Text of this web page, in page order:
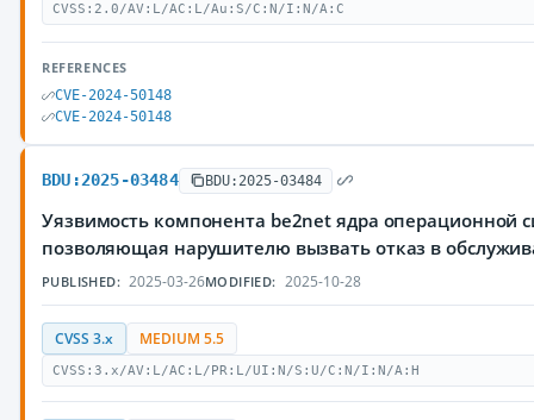
CVSS:2.0/AV:L/AC:L/Au:S/C:N/I:N/A:C
REFERENCES
CVE-2024-50148
CVE-2024-50148
BDU:2025-03484 BDU:2025-03484
Уязвимость компонента be2net ядра операционной
позволяющая нарушителю вызвать отказ в
PUBLISHED: 2025-03-26MODIFIED: 2025-10-28
CVSS 3.x MEDIUM 5.5
CVSS:3.x/AV:L/AC:L/PR:L/UI:N/S:U/C:N/I:N/A:H